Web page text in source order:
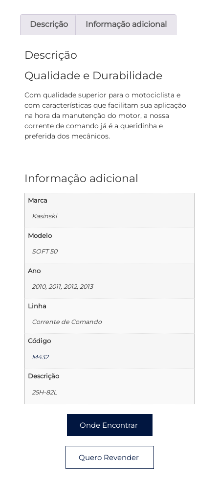
Descrição Informação adicional
Descrição
Qualidade e Durabilidade
Com qualidade superior para o motociclista e
com características que facilitam sua aplicação
na hora da manutenção do motor, a nossa
corrente de comando já é a queridinha e
preferida dos mecânicos.
Informação adicional
Marca
Kasinski
Modelo
SOFT 50
Ano
2010, 2011, 2012, 2013
Linha
Corrente de Comando
Código
M432
Descrição
25H-82L
Onde Encontrar
Quero Revender